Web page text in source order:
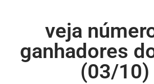
veja
ganhadores
(03/10)